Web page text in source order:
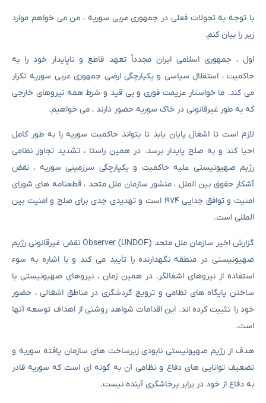
با توجه به تحولات فعلی در جمهوری عربی سوریه ، من می خواهم موارد
زیر را بیان کنم.
اول ، جمهوری اسلامی ایران مجدداً تعهد قاطع و ناپایدار خود را به
حاکمیت ، استقلال سیاسی و یکپارچگی ارضی جمهوری عربی سوریه تکرار
می کند. ما خواستار عزیمت فوری و بی قید و شرط همه نیروهای خارجی
که به طور غیرقانونی در خاک سوریه حضور دارند ، می خواهیم.
لازم است تا اشغال پایان یابد تا بتواند حاکمیت سوریه را به طور کامل
احیا کند و به صلح پایدار برسد. در همین راستا ، تشدید تجاوز نظامی
رژیم صهیونیستی علیه حاکمیت و یکپارچگی سرزمینی سوریه ، نقض
آشکار حقوق بین الملل ، منشور سازمان ملل متحد ، قطعنامه های شورای
امنیت و توافق جدایی ۱۹۷۴ است و تهدیدی جدی برای صلح و امنیت بین
المللی است.
گزارش اخیر سازمان ملل متحد Observer (UNDOF) نقض غیرقانونی رژیم
صهیونیستی در منطقه نگهدارنده را تأیید می کند و با اشاره به سوء
استفاده از نیروهای اشغالگر. در همین زمان ، نیروهای صهیونیستی با
ساختن پایگاه های نظامی و ترویج گردشگری در مناطق اشغالی ، حضور
خود را تثبیت کرده اند. این اقدامات شواهد روشنی از اهداف توسعه آنها
است.
هدف از رژیم صهیونیستی نابودی زیرساخت های سازمان یافته سوریه و
تضعیف توانایی های دفاع و نظامی آن به گونه ای است که سوریه قادر
به دفاع از خود در برابر پرخاشگری آینده نیست.